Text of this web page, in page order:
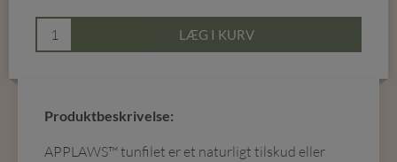
LÆG I KURV
Produktbeskrivelse:
APPLAWS™ tunfilet er et naturligt tilskud eller